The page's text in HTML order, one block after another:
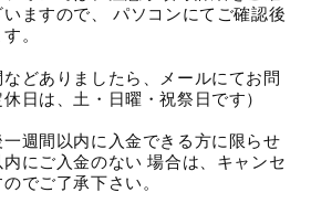
ますので、 パソコンにてご確認後
。
などありましたら、メールにてお問
日は、土・日曜・祝祭日です）
一週間以内に入金できる方に限らせ
にご入金のない 場合は、キャンセ
でご了承下さい。